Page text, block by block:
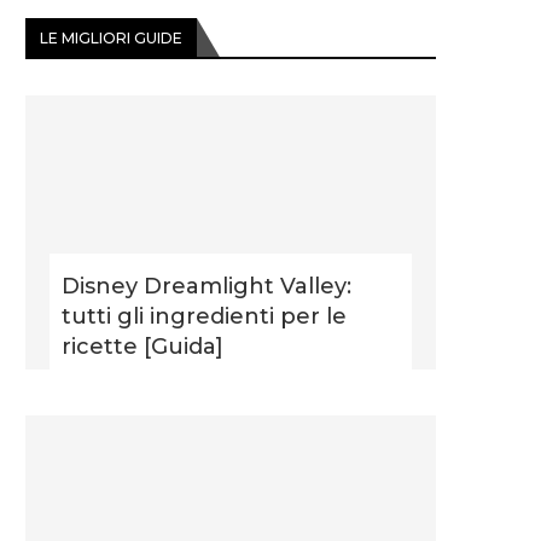
LE MIGLIORI GUIDE
Disney Dreamlight Valley:
tutti gli ingredienti per le
ricette [Guida]